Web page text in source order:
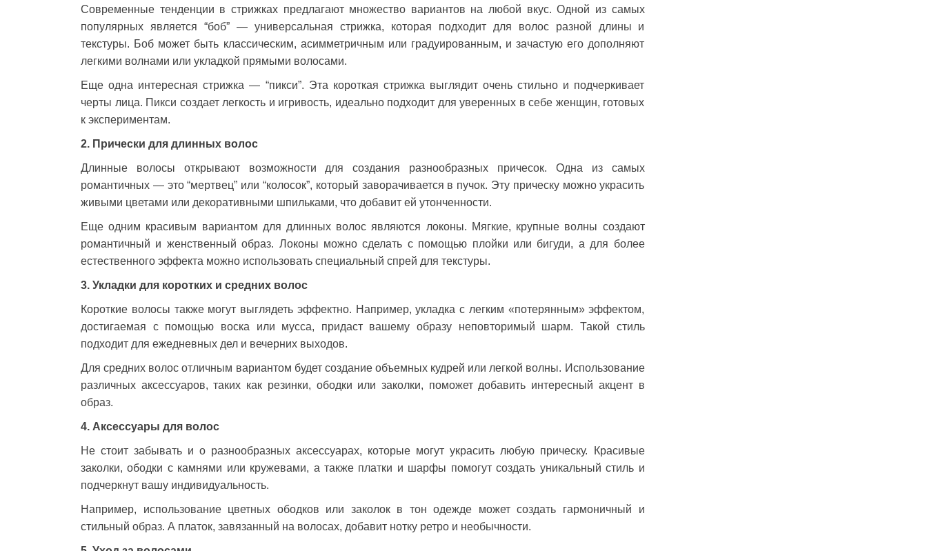
Современные тенденции в стрижках предлагают множество вариантов на любой вкус. Одной из самых
популярных является “боб” — универсальная стрижка, которая подходит для волос разной длины и
текстуры. Боб может быть классическим, асимметричным или градуированным, и зачастую его дополняют
легкими волнами или укладкой прямыми волосами.
Еще одна интересная стрижка — “пикси”. Эта короткая стрижка выглядит очень стильно и подчеркивает
черты лица. Пикси создает легкость и игривость, идеально подходит для уверенных в себе женщин, готовых
к экспериментам.
2. Прически для длинных волос
Длинные волосы открывают возможности для создания разнообразных причесок. Одна из самых
романтичных — это “мертвец” или “колосок”, который заворачивается в пучок. Эту прическу можно украсить
живыми цветами или декоративными шпильками, что добавит ей утонченности.
Еще одним красивым вариантом для длинных волос являются локоны. Мягкие, крупные волны создают
романтичный и женственный образ. Локоны можно сделать с помощью плойки или бигуди, а для более
естественного эффекта можно использовать специальный спрей для текстуры.
3. Укладки для коротких и средних волос
Короткие волосы также могут выглядеть эффектно. Например, укладка с легким «потерянным» эффектом,
достигаемая с помощью воска или мусса, придаст вашему образу неповторимый шарм. Такой стиль
подходит для ежедневных дел и вечерних выходов.
Для средних волос отличным вариантом будет создание объемных кудрей или легкой волны. Использование
различных аксессуаров, таких как резинки, ободки или заколки, поможет добавить интересный акцент в
образ.
4. Аксессуары для волос
Не стоит забывать и о разнообразных аксессуарах, которые могут украсить любую прическу. Красивые
заколки, ободки с камнями или кружевами, а также платки и шарфы помогут создать уникальный стиль и
подчеркнут вашу индивидуальность.
Например, использование цветных ободков или заколок в тон одежде может создать гармоничный и
стильный образ. А платок, завязанный на волосах, добавит нотку ретро и необычности.